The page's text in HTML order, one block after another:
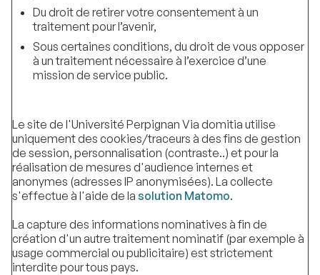
Du droit de retirer votre consentement à un
traitement pour l’avenir,
Sous certaines conditions, du droit de vous opposer
à un traitement nécessaire à l’exercice d’une
mission de service public.
Le site de l'Université Perpignan Via domitia utilise
uniquement des cookies/traceurs à des fins de gestion
de session, personnalisation (contraste..) et pour la
réalisation de mesures d'audience internes et
anonymes (adresses IP anonymisées). La collecte
s'effectue à l'aide de la solution Matomo.
La capture des informations nominatives à fin de
création d'un autre traitement nominatif (par exemple à
usage commercial ou publicitaire) est strictement
interdite pour tous pays.